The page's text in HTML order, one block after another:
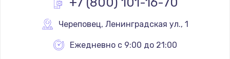
Череповец, Ленинградская ул., 1
Ежедневно с 9:00 до 21:00